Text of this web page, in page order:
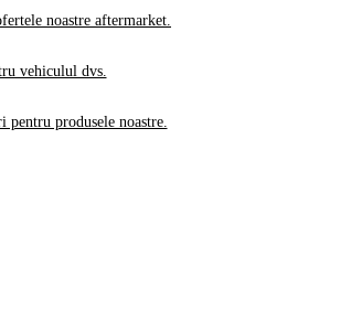
noastre aftermarket.
vehiculul dvs.
produsele noastre.